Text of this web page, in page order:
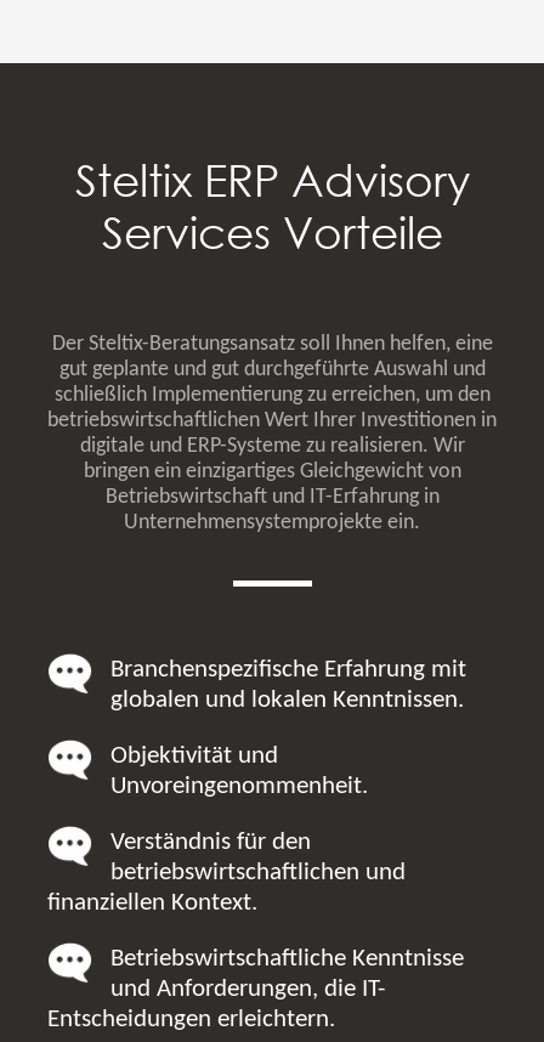
Steltix ERP Advisory
Services Vorteile
Der Steltix-Beratungsansatz soll Ihnen helfen, eine
gut geplante und gut durchgeführte Auswahl und
schließlich Implementierung zu erreichen, um den
betriebswirtschaftlichen Wert Ihrer Investitionen in
digitale und ERP-Systeme zu realisieren. Wir
bringen ein einzigartiges Gleichgewicht von
Betriebswirtschaft und IT-Erfahrung in
Unternehmensystemprojekte ein.
Branchenspezifische Erfahrung mit
globalen und lokalen Kenntnissen.
Objektivität und
Unvoreingenommenheit.
Verständnis für den
betriebswirtschaftlichen und
finanziellen Kontext.
Betriebswirtschaftliche Kenntnisse
und Anforderungen, die IT-
Entscheidungen erleichtern.